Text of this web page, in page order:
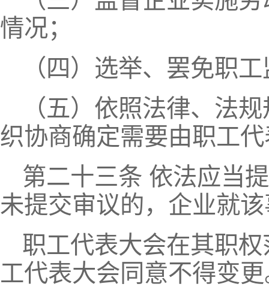
情况；
（四）选举、罢免职
（五）依照法律、法
织协商确定需要由职工
第二十三条 依法应当
未提交审议的，企业就
职工代表大会在其职
工代表大会同意不得变